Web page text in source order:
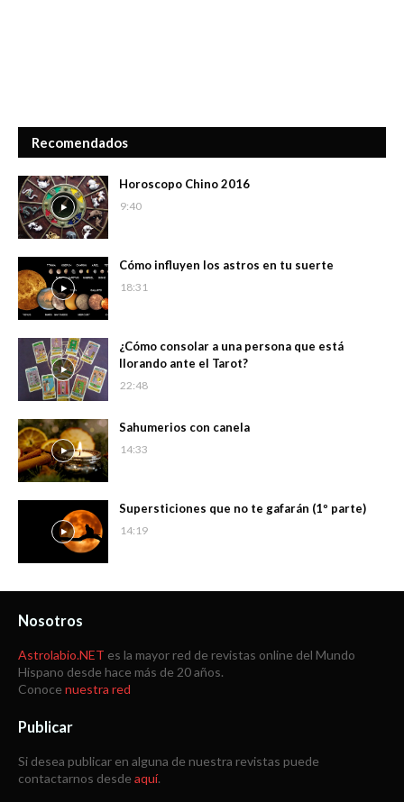
Recomendados
Horoscopo Chino 2016
9:40
Cómo influyen los astros en tu suerte
18:31
¿Cómo consolar a una persona que está
llorando ante el Tarot?
22:48
Sahumerios con canela
14:33
Supersticiones que no te gafarán (1º parte)
14:19
Nosotros
Astrolabio.NET es la mayor red de revistas online del Mundo
Hispano desde hace más de 20 años.
Conoce nuestra red
Publicar
Si desea publicar en alguna de nuestra revistas puede
contactarnos desde aquí.